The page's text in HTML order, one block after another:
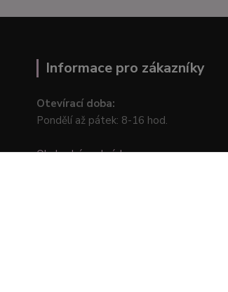
Informace pro zákazníky
Otevírací doba:
Pondělí až pátek: 8-16 hod.
Obchodní podmínky